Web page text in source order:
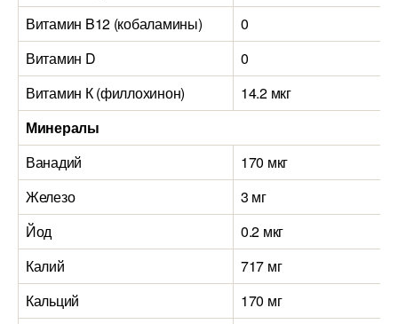
Витамин B12 (кобаламины) 0
Витамин D
0
Витамин К (филлохинон)
14.2 мкг
Минералы
Ванадий
170 мкг
Железо
3 мг
Йод
0.2 мкг
Калий
717 мг
Кальций
170 мг